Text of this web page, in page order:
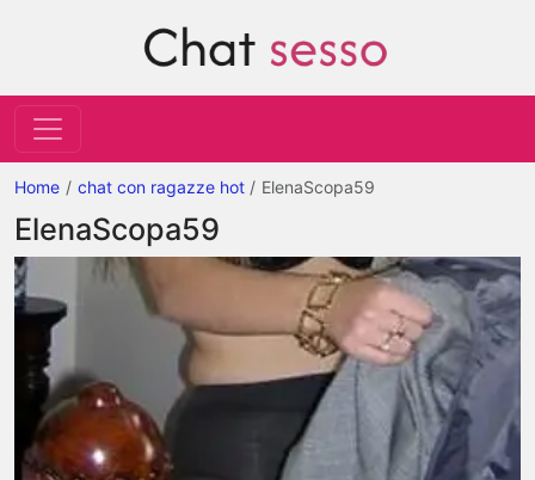
Home chat con ragazze hot ElenaScopa59
ElenaScopa59